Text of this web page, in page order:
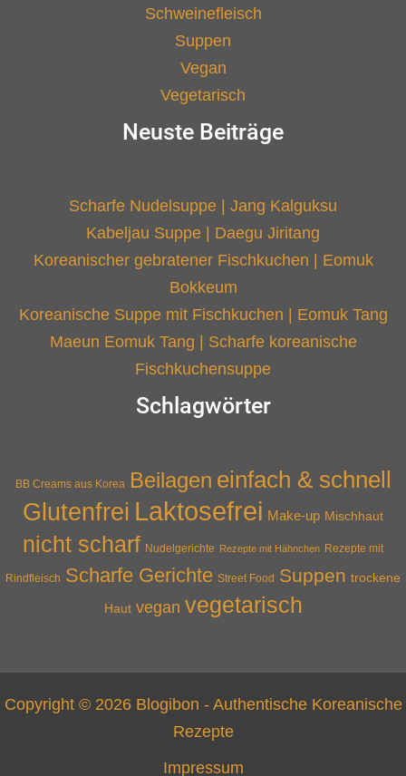
Schweinefleisch
Suppen
Vegan
Vegetarisch
Neuste Beiträge
Scharfe Nudelsuppe | Jang Kalguksu
Kabeljau Suppe | Daegu Jiritang
Koreanischer gebratener Fischkuchen | Eomuk
Bokkeum
Koreanische Suppe mit Fischkuchen | Eomuk Tang
Maeun Eomuk Tang | Scharfe koreanische
Fischkuchensuppe
Schlagwörter
BB Creams aus Korea Beilagen einfach & schnell
Glutenfrei Laktosefrei Make-up Mischhaut
nicht scharf Nudelgerichte Rezepte mit Hähnchen Rezepte mit
Rindfleisch Scharfe Gerichte Street Food Suppen trockene
Haut vegan vegetarisch
Copyright © 2026 Blogibon - Authentische Koreanische
Rezepte
Impressum